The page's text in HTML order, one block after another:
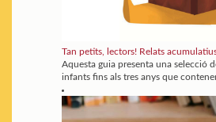
Tan petits, lectors! Relats
Aquesta guia presenta una selecció
infants fins als tres anys que